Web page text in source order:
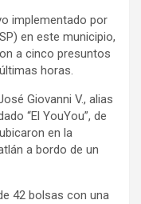
implementado por
en este municipio,
a cinco presuntos
horas.
Giovanni V., alias
“El YouYou”, de
en la
a bordo de un
42 bolsas con una